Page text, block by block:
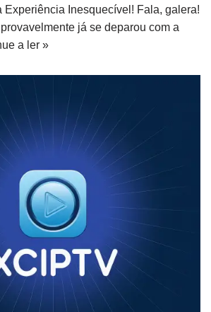
Experiência Inesquecível! Fala, galera!
já se deparou com a
a ler »